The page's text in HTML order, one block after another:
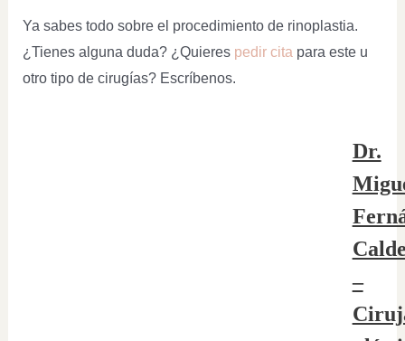
Ya sabes todo sobre el procedimiento de rinoplastia.
¿Tienes alguna duda? ¿Quieres pedir cita para este u
otro tipo de cirugías? Escríbenos.
Dr.
–